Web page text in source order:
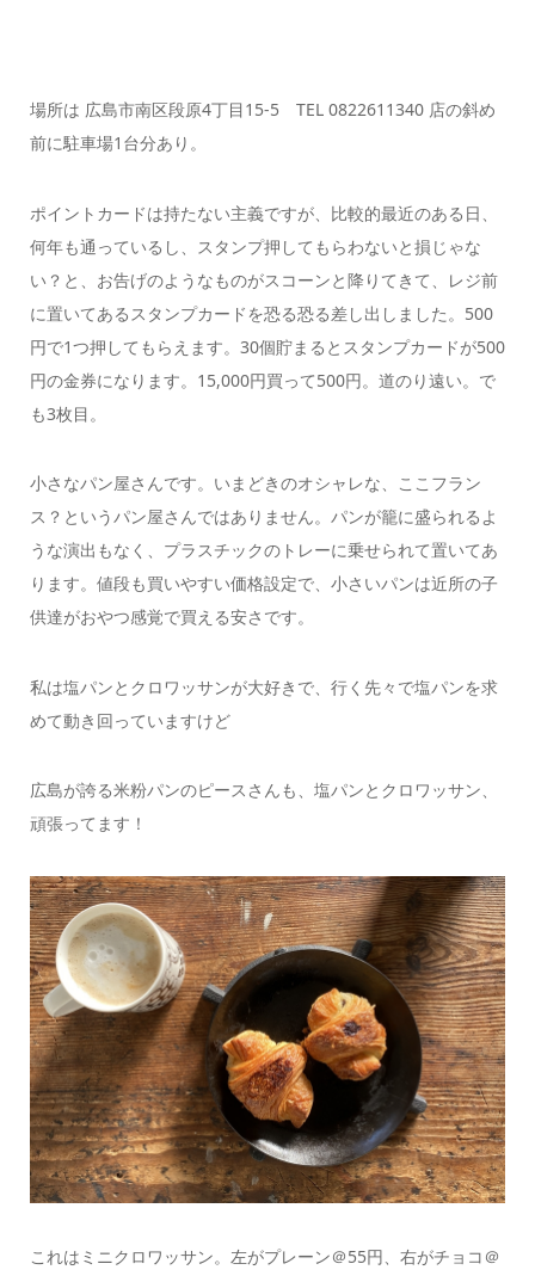
場所は 広島市南区段原4丁目15-5 TEL 0822611340 店の斜め
前に駐車場1台分あり。
ポイントカードは持たない主義ですが、比較的最近のある日、
何年も通っているし、スタンプ押してもらわないと損じゃな
い？と、お告げのようなものがスコーンと降りてきて、レジ前
に置いてあるスタンプカードを恐る恐る差し出しました。500
円で1つ押してもらえます。30個貯まるとスタンプカードが500
円の金券になります。15,000円買って500円。道のり遠い。で
も3枚目。
小さなパン屋さんです。いまどきのオシャレな、ここフラン
ス？というパン屋さんではありません。パンが籠に盛られるよ
うな演出もなく、プラスチックのトレーに乗せられて置いてあ
ります。値段も買いやすい価格設定で、小さいパンは近所の子
供達がおやつ感覚で買える安さです。
私は塩パンとクロワッサンが大好きで、行く先々で塩パンを求
めて動き回っていますけど
広島が誇る米粉パンのピースさんも、塩パンとクロワッサン、
頑張ってます！
これはミニクロワッサン。左がプレーン＠55円、右がチョコ＠